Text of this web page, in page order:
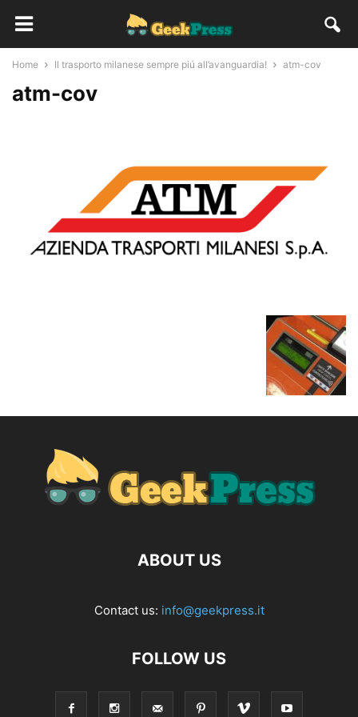
Home Il trasporto milanese sempre piú all’avanguardia! atm-cov
atm-cov
ABOUT US
Contact us: info@geekpress.it
FOLLOW US